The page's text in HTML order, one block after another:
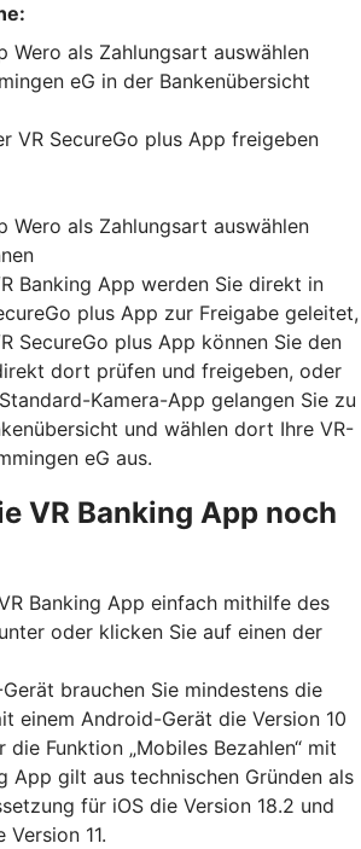
Wero als Zahlungsart auswählen
eG in der Bankenübersicht
VR SecureGo plus App freigeben
Wero als Zahlungsart auswählen
Banking App werden Sie direkt in
plus App zur Freigabe geleitet,
SecureGo plus App können Sie den
dort prüfen und freigeben, oder
Kamera-App gelangen Sie zu
und wählen dort Ihre VR-
eG aus.
VR Banking App noch
Banking App einfach mithilfe des
oder klicken Sie auf einen der
brauchen Sie mindestens die
einem Android-Gerät die Version 10
die Funktion „Mobiles Bezahlen“ mit
App gilt aus technischen Gründen als
für iOS die Version 18.2 und
11.